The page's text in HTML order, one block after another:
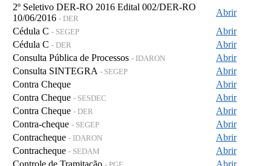
2º Seletivo DER-RO 2016 Edital 002/DER-RO
10/06/2016 - DER
Abrir
Cédula C - SEGEP
Abrir
Cédula C - DER
Abrir
Consulta Pública de Processos - IDARON
Abrir
Consulta SINTEGRA - SEGEP
Abrir
Contra Cheque
Abrir
Contra Cheque - SESDEC
Abrir
Contra Cheque - DER
Abrir
Contra-cheque - SEGEP
Abrir
Contracheque - IDARON
Abrir
Contracheque - SEDAM
Abrir